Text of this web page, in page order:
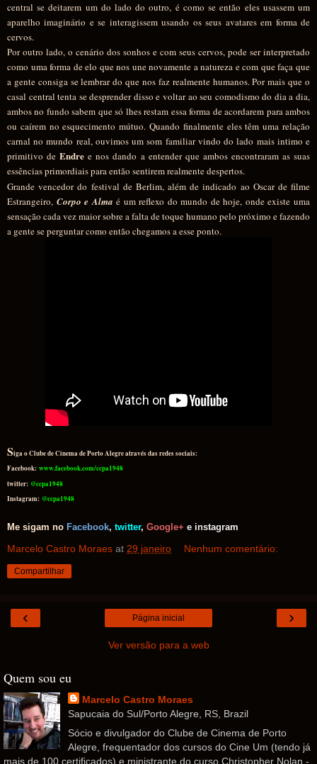
central se deitarem um do lado do outro, é como se então eles usassem um
aparelho imaginário e se interagissem usando os seus avatares em forma de
cervos.
Por outro lado, o cenário dos sonhos e com seus cervos, pode ser interpretado
como uma forma de elo que nos une novamente a natureza e com que faça que
a gente consiga se lembrar do que nos faz realmente humanos. Por mais que o
casal central tenta se desprender disso e voltar ao seu comodismo do dia a dia,
ambos no fundo sabem que só lhes restam essa forma de acordarem para ambos
ou caírem no esquecimento mútuo. Quando finalmente eles têm uma relação
carnal no mundo real, ouvimos um som familiar vindo do lado mais intimo e
primitivo deEndre e nos dando a entender que ambos encontraram as suas
essências primordiais para então sentirem realmente despertos.
Grande vencedor do festival de Berlim, além de indicado ao Oscar de filme
Estrangeiro, Corpo e Alma é um reflexo do mundo de hoje, onde existe uma
sensação cada vez maior sobre a falta de toque humano pelo próximo e fazendo
a gente se perguntar como então chegamos a esse ponto.
Siga o Clube de Cinema de Porto Alegre através das redes sociais:
Facebook: www.facebook.com/ccpa1948
twitter: @ccpa1948
Instagram: @ccpa1948
Me sigam no Facebook, twitter, Google+ e instagram
Marcelo Castro Moraes at 29 janeiro Nenhum comentário:
Compartilhar
‹ ›
Página inicial
Ver versão para a web
Quem sou eu
Marcelo Castro Moraes
Sapucaia do Sul/Porto Alegre, RS, Brazil
Sócio e divulgador do Clube de Cinema de Porto
Alegre, frequentador dos cursos do Cine Um (tendo já
mais de 100 certificados) e ministrante do curso Christopher Nolan -